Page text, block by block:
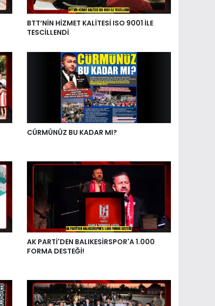
BTT’NİN HİZMET KALİTESİ ISO 9001 İLE
TESCİLLENDİ
CÜRMÜNÜZ BU KADAR MI?
AK PARTİ'DEN BALIKESİRSPOR'A 1.000
FORMA DESTEĞİ!